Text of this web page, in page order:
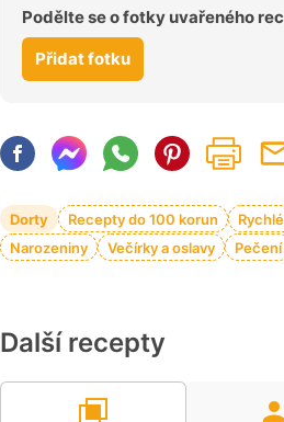
Podělte se o fotky uvařeného
Přidat fotku
Dorty Recepty do 100 korun
Narozeniny
Večírky a oslavy Pečení
Další recepty